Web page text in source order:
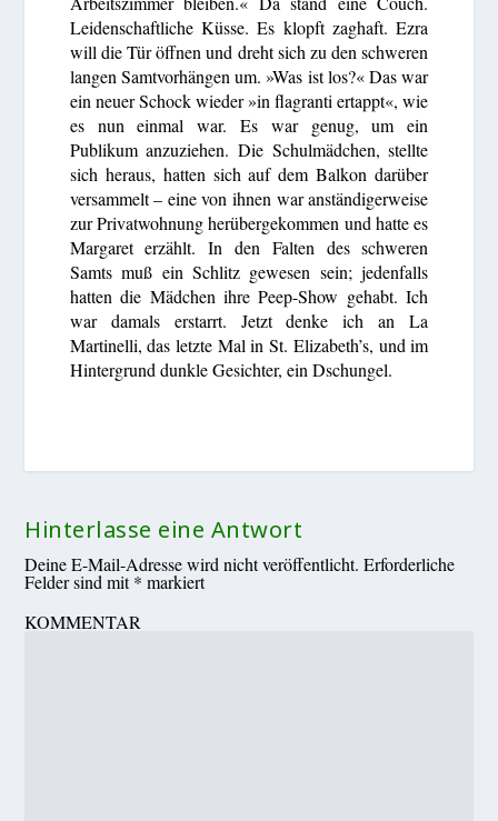
Leidenschaftliche Küsse. Es klopft zaghaft. Ezra
will die Tür öffnen und dreht sich zu den schweren
langen Samtvorhängen um. »Was ist los?« Das war
ein neuer Schock wieder »in flagranti ertappt«, wie
es nun einmal war. Es war genug, um ein
Publikum anzuziehen. Die Schulmädchen, stellte
sich heraus, hatten sich auf dem Balkon darüber
versammelt – eine von ihnen war anständigerweise
zur Privatwohnung herübergekommen und hatte es
Margaret erzählt. In den Falten des schweren
Samts muß ein Schlitz gewesen sein; jedenfalls
hatten die Mädchen ihre Peep-Show gehabt. Ich
war damals erstarrt. Jetzt denke ich an La
Martinelli, das letzte Mal in St. Elizabeth’s, und im
Hintergrund dunkle Gesichter, ein Dschungel.
Hinterlasse eine Antwort
Deine E-Mail-Adresse wird nicht veröffentlicht. Erforderliche
Felder sind mit* markiert
KOMMENTAR